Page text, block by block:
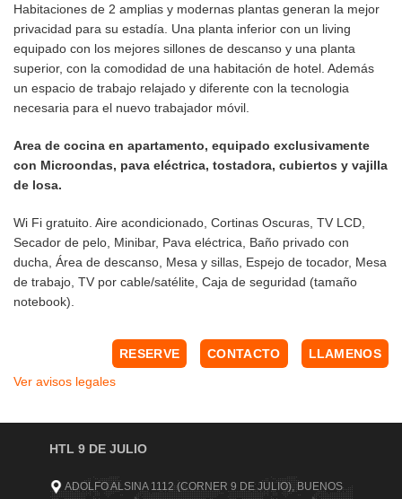
Habitaciones de 2 amplias y modernas plantas generan la mejor
privacidad para su estadía. Una planta inferior con un living
equipado con los mejores sillones de descanso y una planta
superior, con la comodidad de una habitación de hotel. Además
un espacio de trabajo relajado y diferente con la tecnologia
necesaria para el nuevo trabajador móvil.
Area de cocina en apartamento, equipado exclusivamente
con Microondas, pava eléctrica, tostadora, cubiertos y vajilla
de losa.
Wi Fi gratuito. Aire acondicionado, Cortinas Oscuras, TV LCD,
Secador de pelo, Minibar, Pava eléctrica, Baño privado con
ducha, Área de descanso, Mesa y sillas, Espejo de tocador, Mesa
de trabajo, TV por cable/satélite, Caja de seguridad (tamaño
notebook).
RESERVE CONTACTO
LLAMENOS
Ver avisos legales
HTL 9 DE JULIO
ADOLFO ALSINA 1112 (CORNER 9 DE JULIO), BUENOS